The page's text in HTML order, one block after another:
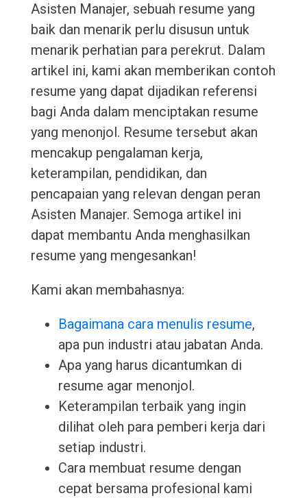
Asisten Manajer, sebuah resume yang
baik dan menarik perlu disusun untuk
menarik perhatian para perekrut. Dalam
artikel ini, kami akan memberikan contoh
resume yang dapat dijadikan referensi
bagi Anda dalam menciptakan resume
yang menonjol. Resume tersebut akan
mencakup pengalaman kerja,
keterampilan, pendidikan, dan
pencapaian yang relevan dengan peran
Asisten Manajer. Semoga artikel ini
dapat membantu Anda menghasilkan
resume yang mengesankan!
Kami akan membahasnya:
Bagaimana cara menulis resume,
apa pun industri atau jabatan Anda.
Apa yang harus dicantumkan di
resume agar menonjol.
Keterampilan terbaik yang ingin
dilihat oleh para pemberi kerja dari
setiap industri.
Cara membuat resume dengan
cepat bersama profesional kami